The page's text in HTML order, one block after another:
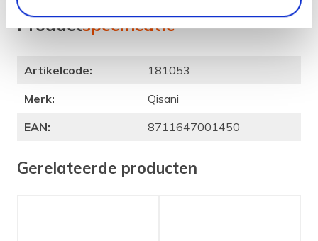
het
Productspecificatie
Artikelcode:
181053
Merk:
Qisani
EAN:
8711647001450
Gerelateerde producten